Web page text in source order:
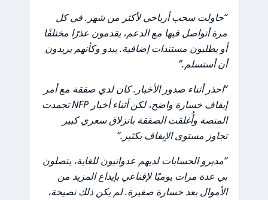
“حاولت سحب أرباحي لأكثر من شهر. في كل
مرة أتواصل فيها مع الدعم، يقدمون عذرًا مختلفًا
أو يطلبون مستندات إضافية. يبدو وكأنهم يريدون
أن أستسلم.”
“احذر أثناء صدور الأخبار. كان لدي صفقة مع أمر
إيقاف خسارة واضح، لكن أثناء أخبار NFP تجمدت
المنصة وأُغلقت الصفقة بانزلاق سعري كبير
تجاوز مستوى الإيقاف بكثير.”
“مديرو الحسابات لديهم عدوانيون للغاية، يتصلون
بي عدة مرات يوميًا لإقناعي بإيداع المزيد من
الأموال بعد خسارة صغيرة. لم يكن ذلك نصيحة،